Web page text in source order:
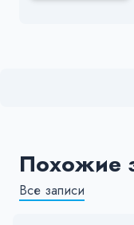
Похожие
Все записи